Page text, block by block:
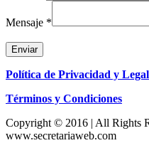
Mensaje *
Enviar
Política de Privacidad y
Términos y Condiciones
Copyright © 2016 | All Rights
www.secretariaweb.com